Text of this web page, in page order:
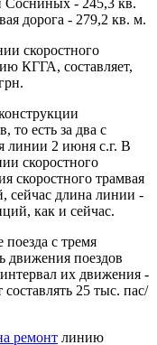
дорога - 279,2 кв. м.
скоростного
КГГА, составляет,
то есть за два с
линии 2 июня с.г. В
скоростного
скоростного трамвая
сейчас длина линии -
как и сейчас.
с тремя
движения поездов
их движения -
25 тыс. пас/
ремонт линию